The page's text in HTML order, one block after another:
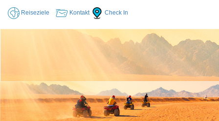
Reiseziele Kontakt Check In